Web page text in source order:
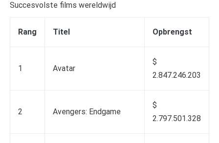
Succesvolste films wereldwijd
Rang Titel Opbrengst
1 Avatar
$
2.847.246.203
2 Avengers: Endgame
$
2.797.501.328